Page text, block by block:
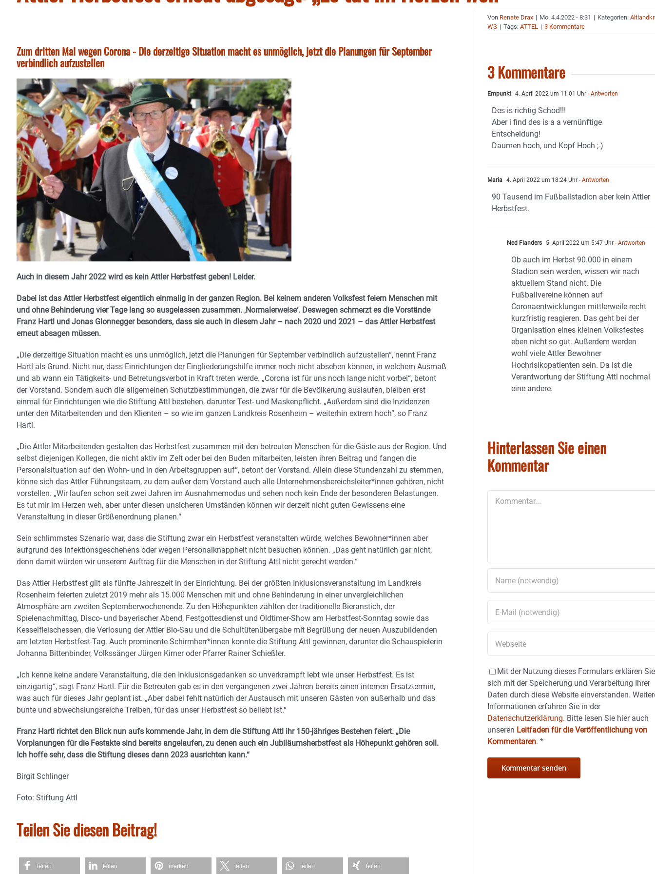
Zum dritten Mal wegen Corona - Die derzeitige Situation macht es unmöglich, jetzt die Planungen für September
verbindlich aufzustellen
Auch in diesem Jahr 2022 wird es kein Attler Herbstfest geben! Leider.
Dabei ist das Attler Herbstfest eigentlich einmalig in der ganzen Region. Bei keinem anderen Volksfest feiern Menschen mit
und ohne Behinderung vier Tage lang so ausgelassen zusammen. ‚Normalerweise‘. Deswegen schmerzt es die Vorstände
Franz Hartl und Jonas Glonnegger besonders, dass sie auch in diesem Jahr – nach 2020 und 2021 – das Attler Herbstfest
erneut absagen müssen.
„Die derzeitige Situation macht es uns unmöglich, jetzt die Planungen für September verbindlich aufzustellen“, nennt Franz
Hartl als Grund. Nicht nur, dass Einrichtungen der Eingliederungshilfe immer noch nicht absehen können, in welchem Ausmaß
und ab wann ein Tätigkeits- und Betretungsverbot in Kraft treten werde. „Corona ist für uns noch lange nicht vorbei“, betont
der Vorstand. Sondern auch die allgemeinen Schutzbestimmungen, die zwar für die Bevölkerung auslaufen, bleiben erst
einmal für Einrichtungen wie die Stiftung Attl bestehen, darunter Test- und Maskenpflicht. „Außerdem sind die Inzidenzen
unter den Mitarbeitenden und den Klienten – so wie im ganzen Landkreis Rosenheim – weiterhin extrem hoch“, so Franz
Hartl.
„Die Attler Mitarbeitenden gestalten das Herbstfest zusammen mit den betreuten Menschen für die Gäste aus der Region. Und
selbst diejenigen Kollegen, die nicht aktiv im Zelt oder bei den Buden mitarbeiten, leisten ihren Beitrag und fangen die
Personalsituation auf den Wohn- und in den Arbeitsgruppen auf“, betont der Vorstand. Allein diese Stundenzahl zu stemmen,
könne sich das Attler Führungsteam, zu dem außer dem Vorstand auch alle Unternehmensbereichsleiter*innen gehören, nicht
vorstellen. „Wir laufen schon seit zwei Jahren im Ausnahmemodus und sehen noch kein Ende der besonderen Belastungen.
Es tut mir im Herzen weh, aber unter diesen unsicheren Umständen können wir derzeit nicht guten Gewissens eine
Veranstaltung in dieser Größenordnung planen.“
Sein schlimmstes Szenario war, dass die Stiftung zwar ein Herbstfest veranstalten würde, welches Bewohner*innen aber
aufgrund des Infektionsgeschehens oder wegen Personalknappheit nicht besuchen können. „Das geht natürlich gar nicht,
denn damit würden wir unserem Auftrag für die Menschen in der Stiftung Attl nicht gerecht werden.“
Das Attler Herbstfest gilt als fünfte Jahreszeit in der Einrichtung. Bei der größten Inklusionsveranstaltung im Landkreis
Rosenheim feierten zuletzt 2019 mehr als 15.000 Menschen mit und ohne Behinderung in einer unvergleichlichen
Atmosphäre am zweiten Septemberwochenende. Zu den Höhepunkten zählten der traditionelle Bieranstich, der
Spielenachmittag, Disco- und bayerischer Abend, Festgottesdienst und Oldtimer-Show am Herbstfest-Sonntag sowie das
Kesselfleischessen, die Verlosung der Attler Bio-Sau und die Schultütenübergabe mit Begrüßung der neuen Auszubildenden
am letzten Herbstfest-Tag. Auch prominente Schirmherr*innen konnte die Stiftung Attl gewinnen, darunter die Schauspielerin
Johanna Bittenbinder, Volkssänger Jürgen Kirner oder Pfarrer Rainer Schießler.
„Ich kenne keine andere Veranstaltung, die den Inklusionsgedanken so unverkrampft lebt wie unser Herbstfest. Es ist
einzigartig“, sagt Franz Hartl. Für die Betreuten gab es in den vergangenen zwei Jahren bereits einen internen Ersatztermin,
was auch für dieses Jahr geplant ist. „Aber dabei fehlt natürlich der Austausch mit unseren Gästen von außerhalb und das
bunte und abwechslungsreiche Treiben, für das unser Herbstfest so beliebt ist.“
Franz Hartl richtet den Blick nun aufs kommende Jahr, in dem die Stiftung Attl ihr 150-jähriges Bestehen feiert. „Die
Vorplanungen für die Festakte sind bereits angelaufen, zu denen auch ein Jubiläumsherbstfest als Höhepunkt gehören soll.
Ich hoffe sehr, dass die Stiftung dieses dann 2023 ausrichten kann.“
Birgit Schlinger
Foto: Stiftung Attl
Teilen Sie diesen Beitrag!
teilen teilen merken teilen teilen teilen
Von Renate Drax | Mo. 4.4.2022 - 8:31 | Kategorien:
WS | Tags:ATTEL | 3 Kommentare
3 Kommentare
Empunkt 4. April 2022 um 11:01 Uhr - Antworten
Des is richtig Schod!!!
Aber i find des is a a vernünftige
Entscheidung!
Daumen hoch, und Kopf Hoch ;-)
Maria 4. April 2022 um 18:24 Uhr - Antworten
90 Tausend im Fußballstadion aber kein Attler
Herbstfest.
Ned Flanders 5. April 2022 um 5:47 Uhr - Antworten
Ob auch im Herbst 90.000 in einem
Stadion sein werden, wissen wir nach
aktuellem Stand nicht. Die
Fußballvereine können auf
Coronaentwicklungen mittlerweile recht
kurzfristig reagieren. Das geht bei der
Organisation eines kleinen Volksfestes
eben nicht so gut. Außerdem werden
wohl viele Attler Bewohner
Hochrisikopatienten sein. Da ist die
Verantwortung der Stiftung Attl nochmal
eine andere.
Hinterlassen Sie einen
Kommentar
Mit der Nutzung dieses Formulars erklären Sie
sich mit der Speicherung und Verarbeitung Ihrer
Daten durch diese Website einverstanden.
Informationen erfahren Sie in der
Datenschutzerklärung. Bitte lesen Sie hier auch
unseren Leitfaden für die Veröffentlichung von
Kommentaren.*